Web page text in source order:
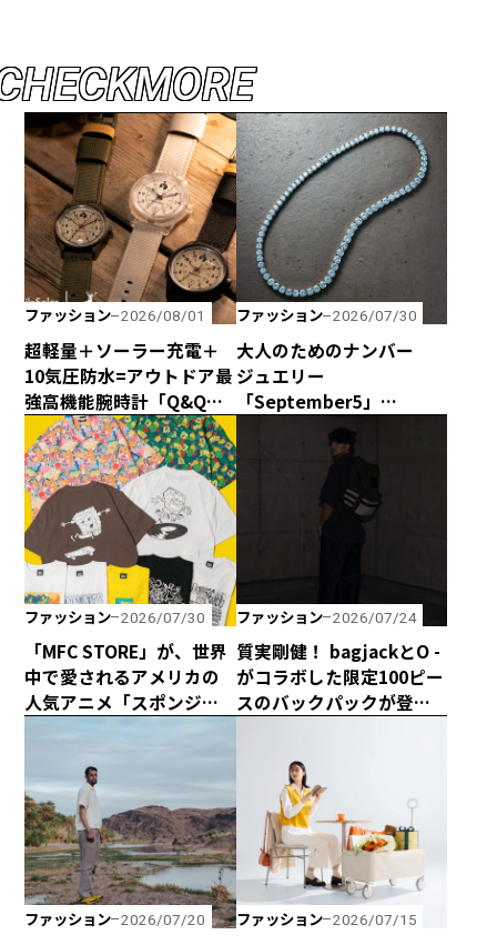
HECKMORE
ファッション 2026/08/01
超軽量＋ソーラー充電＋
10気圧防水=アウトドア最
強高機能腕時計「Q&Q
Smile Solar × CAPTAIN
STAG」のダブル50周年記
念コラボウォッチが誕
生！
ファッション 2026/07/30
大人のためのナンバー
ジュエリー
「September5」
の“September5 Number
Series”に新アイテムが登
場！ エシカルな輝きで
日常に寄り添う「ラボグ
ロウンダイヤモンド」の
魅力とは？
ファッション 2026/07/30
「MFC STORE」が、世界
中で愛されるアメリカの
人気アニメ「スポンジ・
ボブ」とコラボアイテム
ファッション 2026/07/24
質実剛健！ bagjackとO -
がコラボした限定100ピー
スのバックパックが登
ファッション 2026/07/20 ファッション 2026/07/15